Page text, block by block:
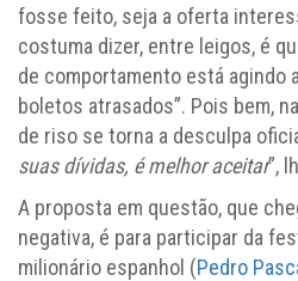
fosse feito, seja a oferta
costuma dizer, entre leigos, é
de comportamento está agindo
boletos atrasados”. Pois bem,
de riso se torna a desculpa
suas dívidas, é melhor aceitar”,
A proposta em questão, que
negativa, é para participar da
milionário espanhol (Pedro